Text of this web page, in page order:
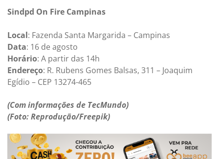
Sindpd On Fire Campinas
Local: Fazenda Santa Margarida – Campinas
Data: 16 de agosto
Horário: A partir das 14h
Endereço: R. Rubens Gomes Balsas, 311 – Joaquim
Egídio – CEP 13274-465
(Com informações de TecMundo)
(Foto: Reprodução/Freepik)